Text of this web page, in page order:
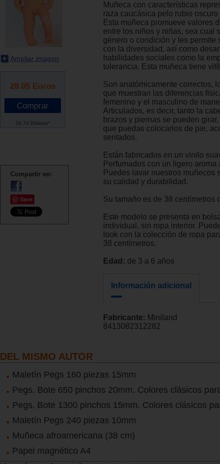
Ampliar imagen
28.05 Euros
26.74 Dólares*
Compartir en:
Save
Muñeca con características
raza caucásica pelo rubio
Esta muñeca promueve valores
entre los niños y niñas, sea cual
género o condición y les permite
con la diversidad, así como
habilidades sociales como la
tolerancia. Esta muñeca tiene
Son anatómicamente correctos,
que muestran las diferencias
femenino y el masculino de
Articulados, es decir, tanto la
brazos y piernas se pueden
que puedas colocarlos de pie,
sentados.
Están fabricados en un vinilo
Perfumados con un ligero aroma
Puedes lavar nuestros muñecos
su calidad y durabilidad.
Su tamaño es de 38 centímetros
Este modelo se presenta en
individual, sin ropa interior.
look con la colección de ropa
38 centímetros.
Edad: de 3 a 6 años
Información adicional
Fabricante: Miniland
8413082312282
DEL MISMO AUTOR
Maletín Pegs 160 piezas 15mm
Pegs. Bote 650 pinchos 20mm. Colores clásicos
Pegs. Bote 1300 pinchos 15mm. Colores clásicos
Maletín Pegs 240 piezas 10mm
Muñeca afroamericana (38 cm)
Papel magnético A4